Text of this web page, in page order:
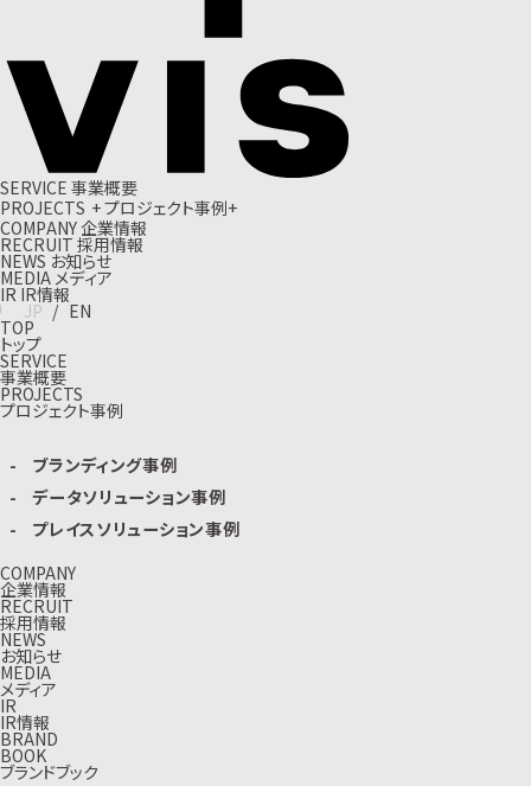
SERVICE 事業概要
PROJECTS +プロジェクト事例+
COMPANY企業情報
RECRUIT 採用情報
NEWS お知らせ
MEDIA メディア
IR IR情報
JP / EN
TOP
トップ
SERVICE
事業概要
PROJECTS
プロジェクト事例
ブランディング事例
データソリューション事例
プレイスソリューション事例
COMPANY
企業情報
RECRUIT
採用情報
NEWS
お知らせ
MEDIA
メディア
IR
IR情報
BRAND
BOOK
ブランドブック